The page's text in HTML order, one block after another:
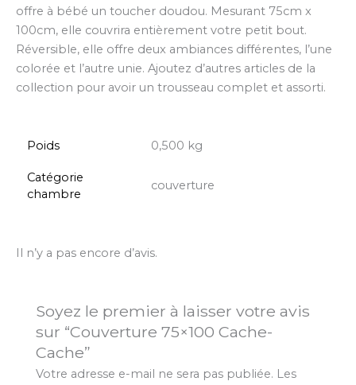
offre à bébé un toucher doudou. Mesurant 75cm x
100cm, elle couvrira entièrement votre petit bout.
Réversible, elle offre deux ambiances différentes, l’une
colorée et l’autre unie. Ajoutez d’autres articles de la
collection pour avoir un trousseau complet et assorti.
Poids 0,500 kg
Catégorie
chambre
couverture
Il n’y a pas encore d’avis.
Soyez le premier à laisser votre avis
sur “Couverture 75×100 Cache-
Cache”
Votre adresse e-mail ne sera pas publiée. Les